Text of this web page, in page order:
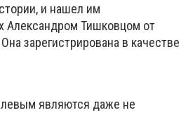
и нашел им
Александром Тишковцом от
Она зарегистрирована в качестве
являются даже не